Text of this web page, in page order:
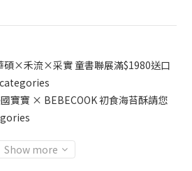
碩×禾流×采實 童書聯展滿$1980送口
國寶寶 × BEBECOOK 初食海苔酥請您
Show more